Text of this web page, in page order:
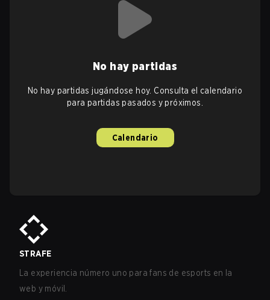
No hay partidas
No hay partidas jugándose hoy. Consulta el calendario
para partidas pasados y próximos.
Calendario
STRAFE
La experiencia número uno para fans de esports en la
web y móvil.